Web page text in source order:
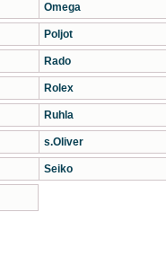
Omega
Poljot
Rado
Rolex
Ruhla
s.Oliver
Seiko